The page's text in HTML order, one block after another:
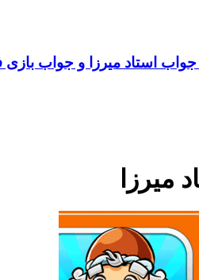
جواب استاد میرزا و جواب بازی
میرزا